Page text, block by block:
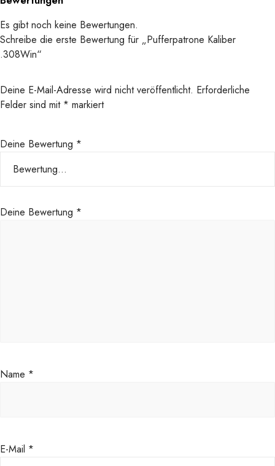
Es gibt noch keine Bewertungen.
Schreibe die erste Bewertung für „Pufferpatrone Kaliber
.308Win“
Deine E-Mail-Adresse wird nicht veröffentlicht. Erforderliche
Felder sind mit * markiert
Deine Bewertung *
Deine Bewertung *
Name *
E-Mail *